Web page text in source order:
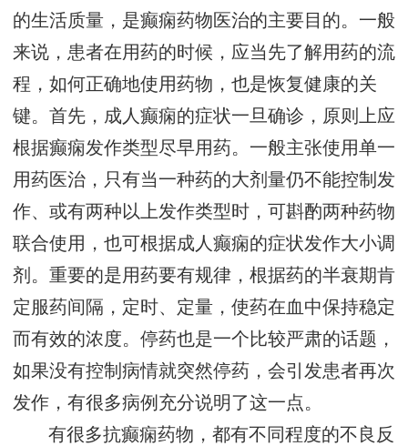
的生活质量，是癫痫药物医治的主要目的。一般
来说，患者在用药的时候，应当先了解用药的流
程，如何正确地使用药物，也是恢复健康的关
键。首先，成人癫痫的症状一旦确诊，原则上应
根据癫痫发作类型尽早用药。一般主张使用单一
用药医治，只有当一种药的大剂量仍不能控制发
作、或有两种以上发作类型时，可斟酌两种药物
联合使用，也可根据成人癫痫的症状发作大小调
剂。重要的是用药要有规律，根据药的半衰期肯
定服药间隔，定时、定量，使药在血中保持稳定
而有效的浓度。停药也是一个比较严肃的话题，
如果没有控制病情就突然停药，会引发患者再次
发作，有很多病例充分说明了这一点。
有很多抗癫痫药物，都有不同程度的不良反